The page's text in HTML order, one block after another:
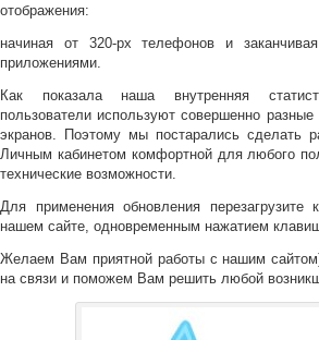
отображения:
начиная от 320-px телефонов и
приложениями.
Как показала наша внутренняя
пользователи используют совершенно
экранов. Поэтому мы постарались сделать
Личным кабинетом комфортной для любого
технические возможности.
Для применения обновления
нашем сайте, одновременным нажатием
Желаем Вам приятной работы с нашим
на связи и поможем Вам решить любой